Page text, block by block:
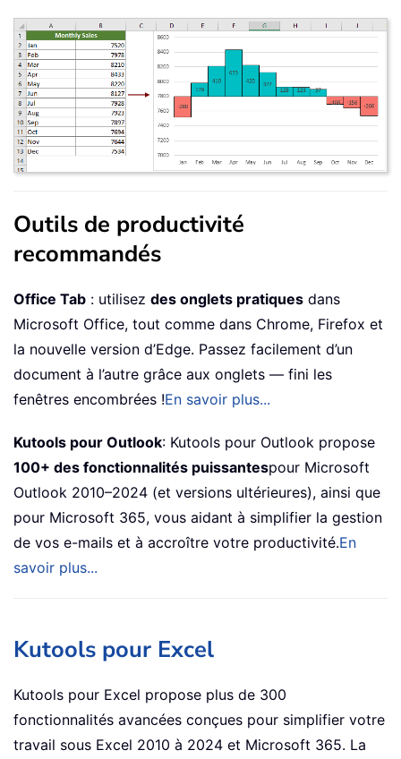
Outils de productivité
recommandés
Office Tab : utilisez des onglets pratiques dans
Microsoft Office, tout comme dans Chrome, Firefox et
la nouvelle version d’Edge. Passez facilement d’un
document à l’autre grâce aux onglets — fini les
fenêtres encombrées !En savoir plus...
Kutools pour Outlook: Kutools pour Outlook propose
100+ des fonctionnalités puissantespour Microsoft
Outlook 2010–2024 (et versions ultérieures), ainsi que
pour Microsoft 365, vous aidant à simplifier la gestion
de vos e-mails et à accroître votre productivité.En
savoir plus...
Kutools pour Excel
Kutools pour Excel propose plus de 300
fonctionnalités avancées conçues pour simplifier votre
travail sous Excel 2010 à 2024 et Microsoft 365. La